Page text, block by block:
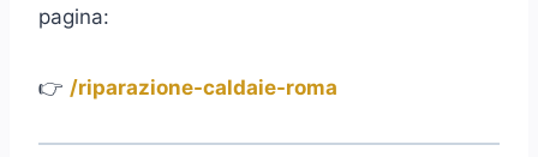
pagina:
👉 /riparazione-caldaie-roma